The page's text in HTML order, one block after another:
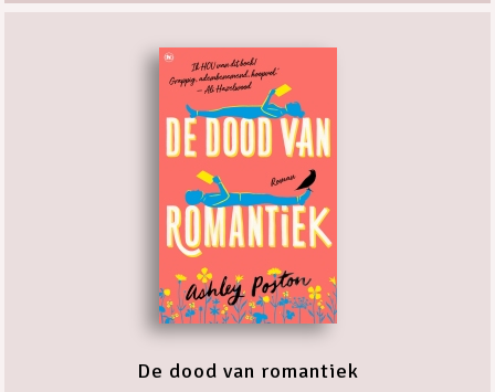
De dood van romantiek